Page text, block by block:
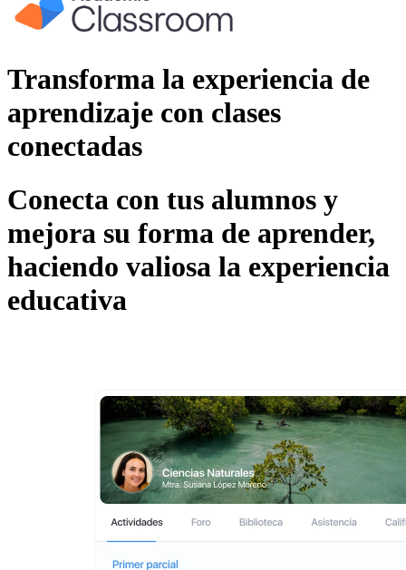
Transforma la experiencia de
aprendizaje con clases
conectadas
Conecta con tus alumnos y
mejora su forma de aprender,
haciendo valiosa la experiencia
educativa